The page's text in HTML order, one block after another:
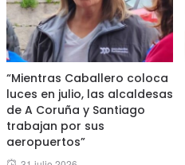
“Mientras Caballero coloca
luces en julio, las alcaldesas
de A Coruña y Santiago
trabajan por sus
aeropuertos”
Posted